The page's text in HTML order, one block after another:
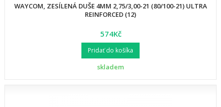
WAYCOM, ZESÍLENÁ DUŠE 4MM 2,75/3,00-21 (80/100-21) ULTRA
REINFORCED (12)
574Kč
Pridať do košíka
skladem